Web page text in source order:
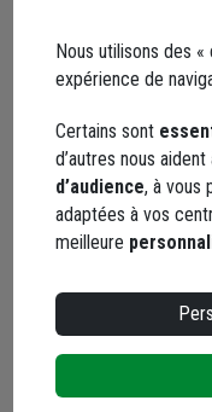
Facebook
Nous utilisons des
expérience de
Certains sont
d’autres nous
d’audience, à vous
adaptées à vos
meilleure